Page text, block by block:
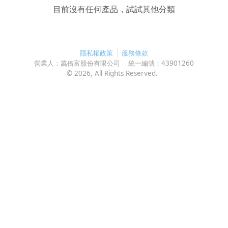
目前沒有任何產品，試試其他分類
隱私權政策
服務條款
營業人： 萬倍富股份有限公司 統一編號： 43901260
© 2026, All Rights Reserved.